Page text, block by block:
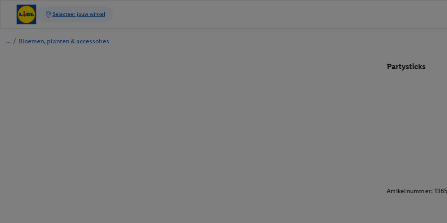
/ Bloemen, planten & accessoires
Partysticks
Artikelnummer: